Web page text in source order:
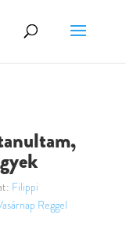
Filippi
Reggel